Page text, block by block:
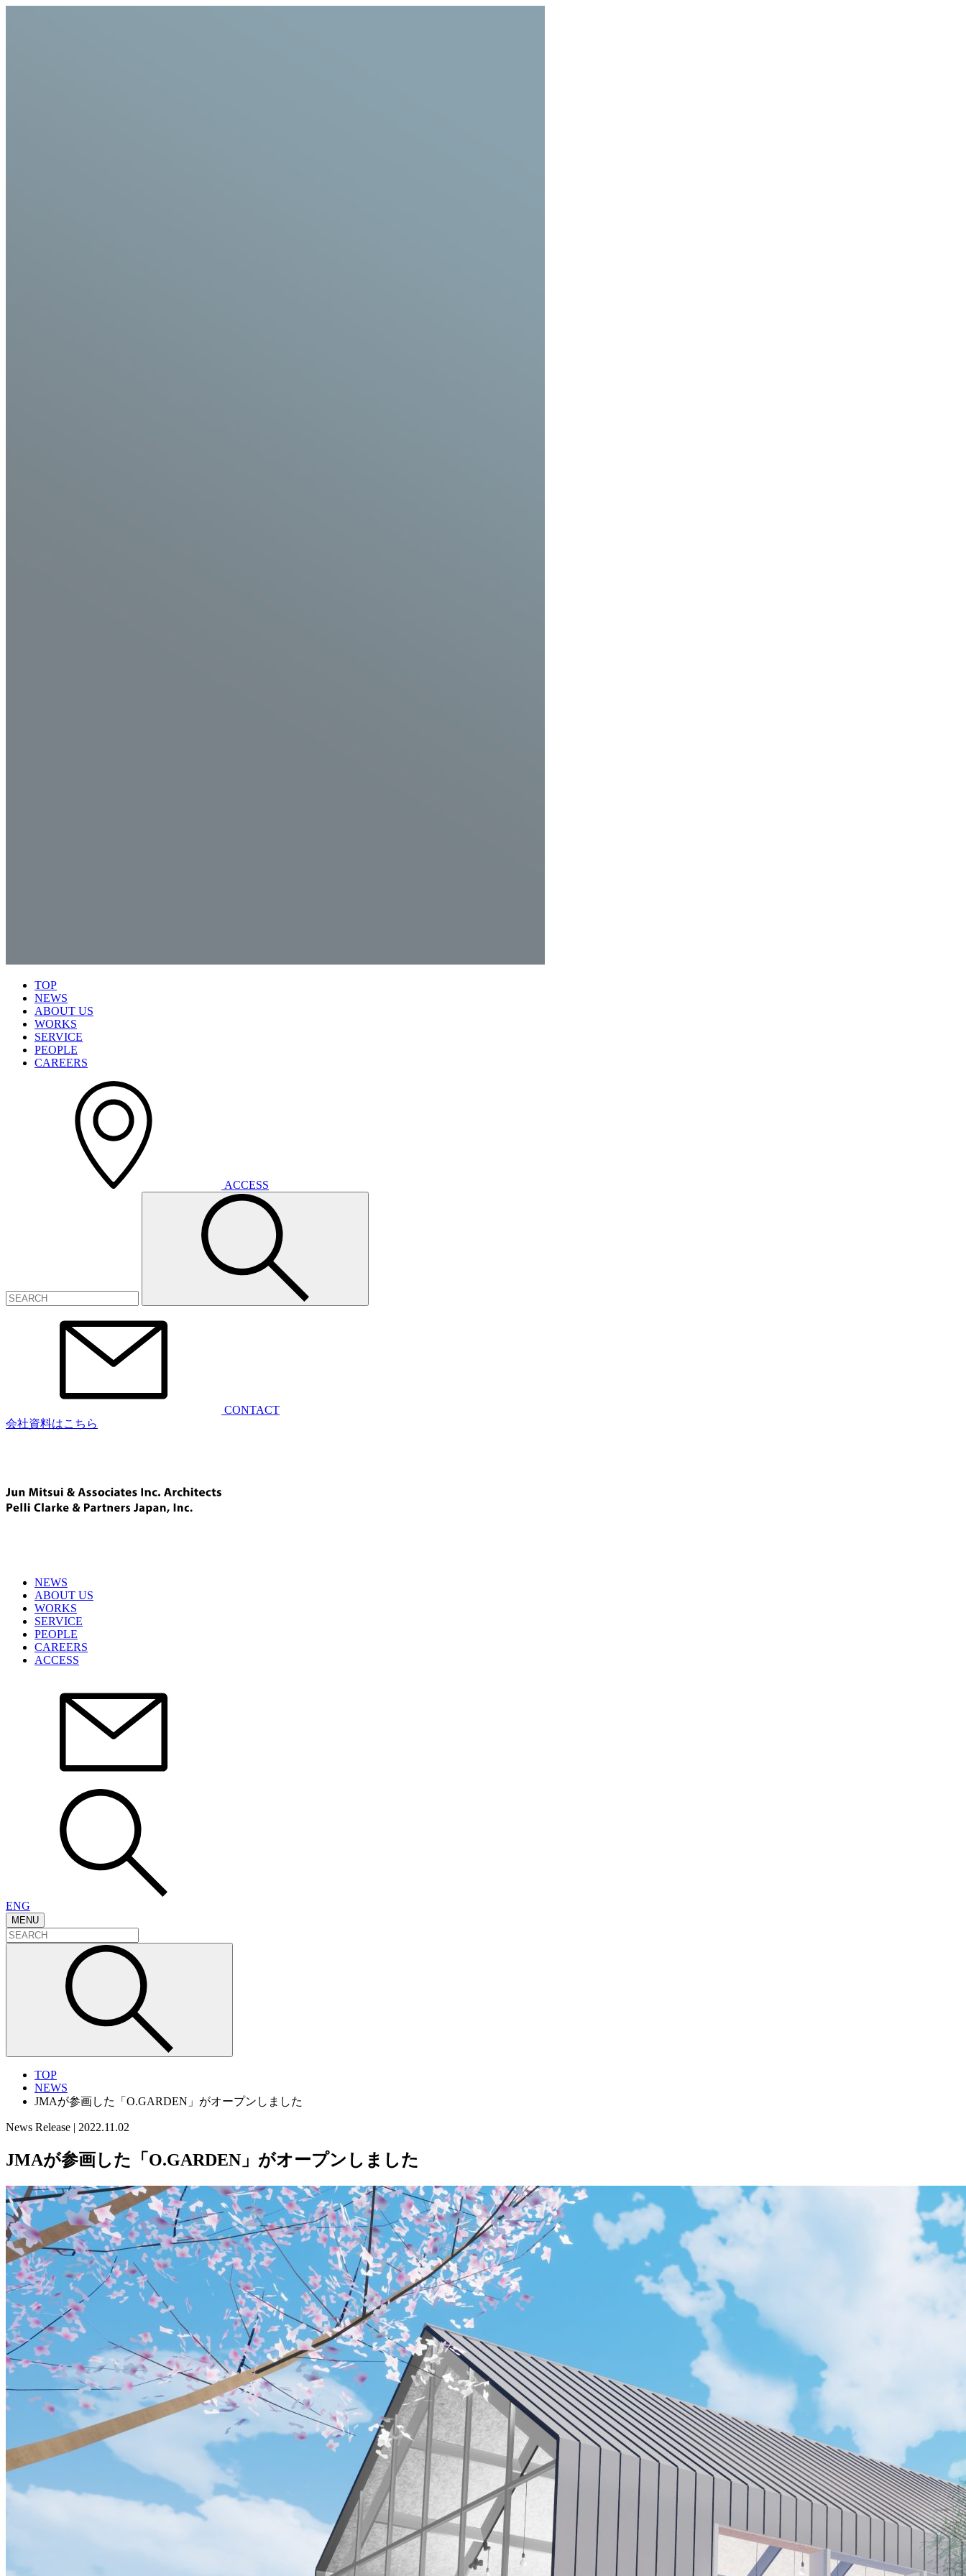
TOP
NEWS
ABOUT US
WORKS
SERVICE
PEOPLE
CAREERS
ACCESS
CONTACT
会社資料はこちら
NEWS
ABOUT US
WORKS
SERVICE
PEOPLE
CAREERS
ACCESS
ENG
MENU
TOP
NEWS
JMAが参画した「O.GARDEN」がオープンしました
News Release | 2022.11.02
JMAが参画した「O.GARDEN」がオープンしました